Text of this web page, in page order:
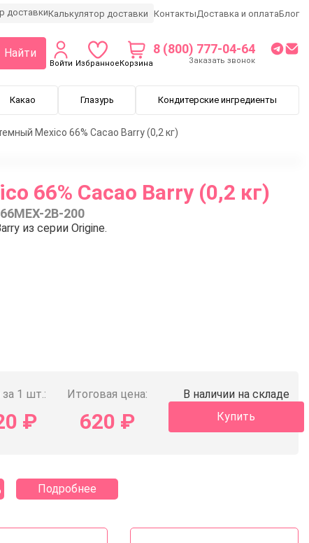
Калькулятор доставки КонтактыДоставка и оплатаБлог
Найти
Войти ИзбранноеКорзина
8 (800) 777-04-64
Заказать звонок
Какао Глазурь Кондитерские ингредиенты
Mexico 66% Cacao Barry (0,2 кг)
66% Cacao Barry (0,2 кг)
2B-200
из серии Origine.
1 шт.:
₽
Итоговая цена:
620 ₽
В наличии на складе
Купить
Подробнее